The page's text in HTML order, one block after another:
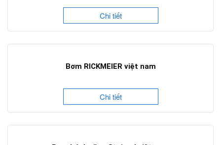
Chi tiết
Bơm RICKMEIER việt nam
Chi tiết